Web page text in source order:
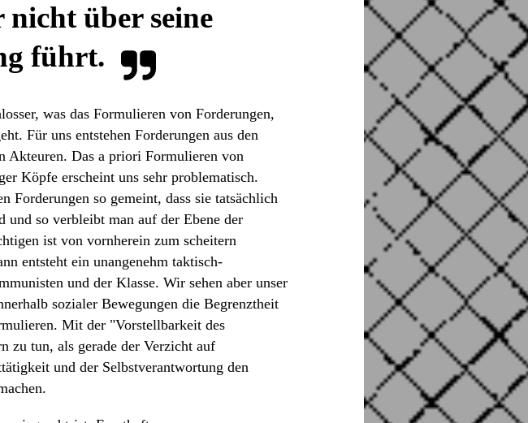
über seine
führt.
was das Formulieren von Forderungen,
Für uns entstehen Forderungen aus den
Akteuren. Das a priori Formulieren von
Köpfe erscheint uns sehr problematisch.
Forderungen so gemeint, dass sie tatsächlich
und so verbleibt man auf der Ebene der
ist von vornherein zum scheitern
entsteht ein unangenehm taktisch-
und der Klasse. Wir sehen aber unser
sozialer Bewegungen die Begrenztheit
Mit der "Vorstellbarkeit des
zu tun, als gerade der Verzicht auf
und der Selbstverantwortung den